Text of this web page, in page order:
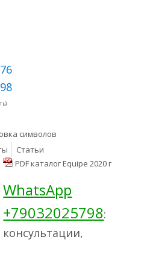
символов
Статьи
PDF каталог Equipe 2020 г
WhatsApp
+79032025798:
консультации,